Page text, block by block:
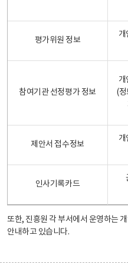
평가위원 정보
개
참여기관 선정평가 정보
개
(정
제안서 접수정보
개
인사기록카드
또한, 진흥원 각 부서에서 운영하는
안내하고 있습니다.